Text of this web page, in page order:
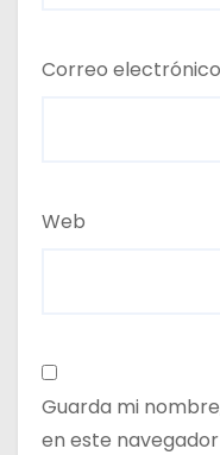
Correo electrónico
Web
Guarda mi
en este